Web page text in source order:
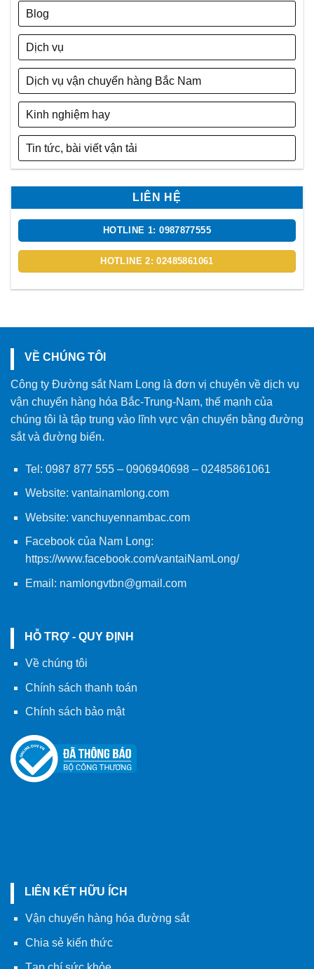
Blog
Dịch vụ
Dịch vụ vận chuyển hàng Bắc Nam
Kinh nghiệm hay
Tin tức, bài viết vận tải
LIÊN HỆ
HOTLINE 1: 0987877555
HOTLINE 2: 02485861061
VỀ CHÚNG TÔI
Công ty Đường sắt Nam Long là đơn vị chuyên về dịch vụ
vận chuyển hàng hóa Bắc-Trung-Nam, thế mạnh của
chúng tôi là tập trung vào lĩnh vực vận chuyển bằng đường
sắt và đường biển.
Tel: 0987 877 555– 0906940698– 02485861061
Website: vantainamlong.com
Website: vanchuyennambac.com
Facebook của Nam Long:
https://www.facebook.com/vantaiNamLong/
Email: namlongvtbn@gmail.com
HỖ TRỢ - QUY ĐỊNH
Về chúng tôi
Chính sách thanh toán
Chính sách bảo mật
LIÊN KẾT HỮU ÍCH
Vận chuyển hàng hóa đường sắt
Chia sẻ kiến thức